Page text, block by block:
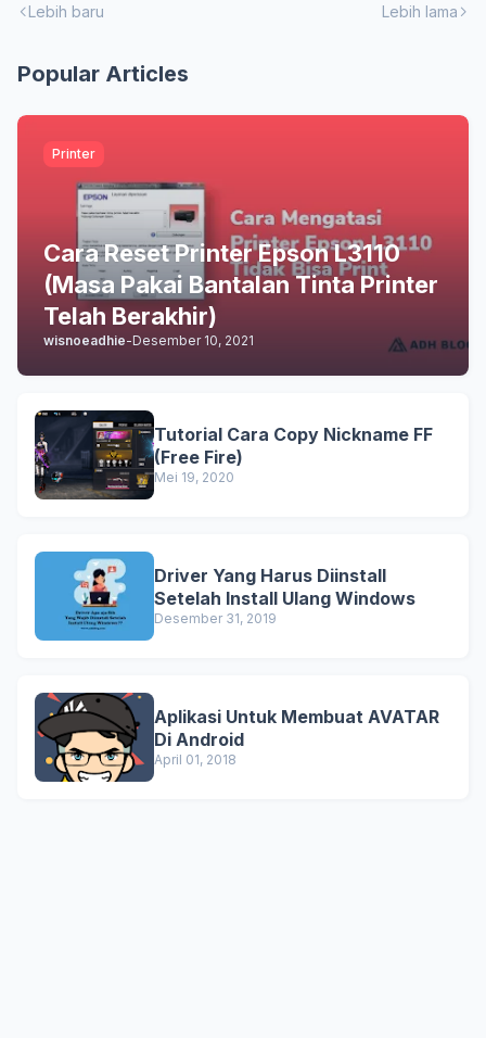
Lebih baru Lebih lama
Popular Articles
Printer
Cara Reset Printer Epson L3110
(Masa Pakai Bantalan Tinta Printer
Telah Berakhir)
wisnoeadhie-Desember 10, 2021
Tutorial Cara Copy Nickname FF
(Free Fire)
Mei 19, 2020
Driver Yang Harus Diinstall
Setelah Install Ulang Windows
Desember 31, 2019
Aplikasi Untuk Membuat AVATAR
Di Android
April 01, 2018